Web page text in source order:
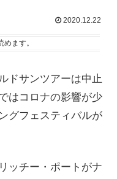
2020.12.22
めます。
ドサンツアーは中止
はコロナの影響が少
グフェスティバルが
ッチー・ポートがナ